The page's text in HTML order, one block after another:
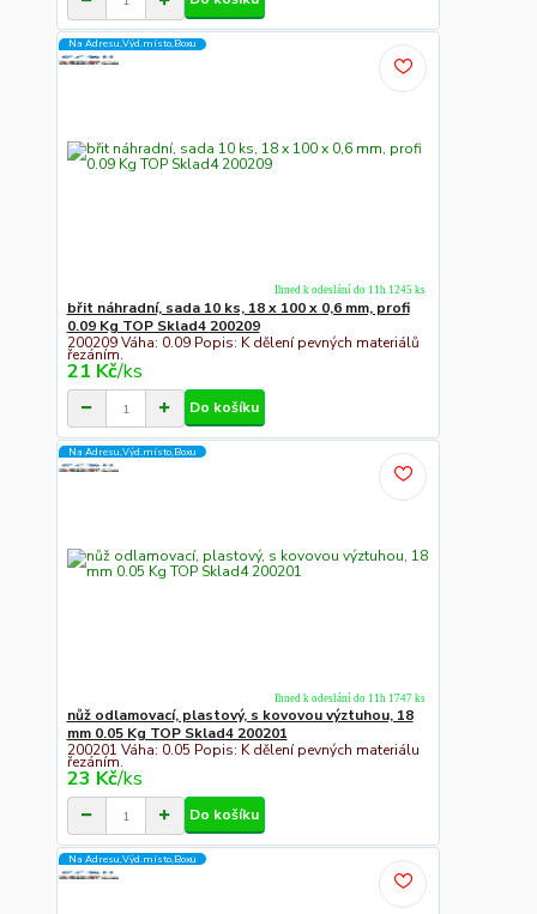
Na Adresu,Výd.místo,Boxu
břit náhradní, sada 10 ks, 18 x 100 x 0,6 mm, profi
0.09 Kg TOP Sklad4 200209
200209 Váha: 0.09 Popis: K dělení pevných materiálů
řezáním.
21 Kč/ks
Ihned k odeslání do 11h 1245 ks
Do košíku
Na Adresu,Výd.místo,Boxu
nůž odlamovací, plastový, s kovovou výztuhou, 18
mm 0.05 Kg TOP Sklad4 200201
200201 Váha: 0.05 Popis: K dělení pevných materiálu
řezáním.
23 Kč/ks
Ihned k odeslání do 11h 1747 ks
Do košíku
Na Adresu,Výd.místo,Boxu